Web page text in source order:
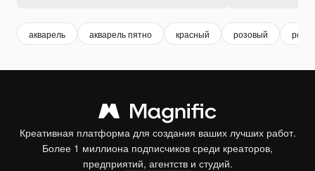
акварель акварель пятно красный розовый
Креативная платформа для создания ваших лучших работ.
Более 1 миллиона подписчиков среди креаторов,
предприятий, агентств и студий.